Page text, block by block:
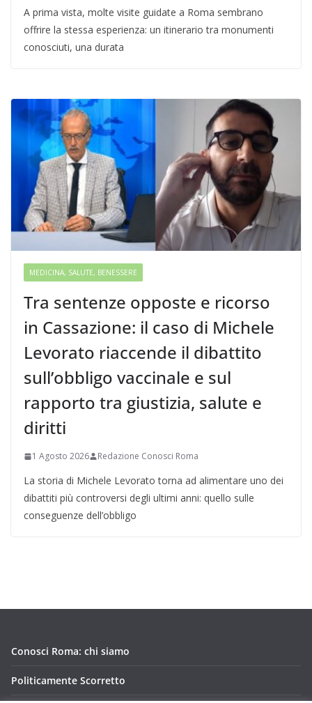
A prima vista, molte visite guidate a Roma sembrano
offrire la stessa esperienza: un itinerario tra monumenti
conosciuti, una durata
MEDICINA, SALUTE, BENESSERE
Tra sentenze opposte e ricorso
in Cassazione: il caso di Michele
Levorato riaccende il dibattito
sull’obbligo vaccinale e sul
rapporto tra giustizia, salute e
diritti
1 Agosto 2026 Redazione Conosci Roma
La storia di Michele Levorato torna ad alimentare uno dei
dibattiti più controversi degli ultimi anni: quello sulle
conseguenze dell’obbligo
Conosci Roma: chi siamo
Politicamente Scorretto